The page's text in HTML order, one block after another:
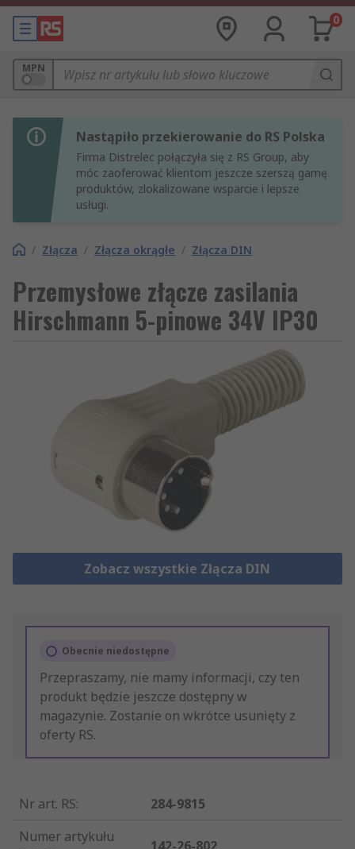
0
MPN
Nastąpiło przekierowanie do RS Polska
Firma Distrelec połączyła się z RS Group, aby
móc zaoferować klientom jeszcze szerszą gamę
produktów, zlokalizowane wsparcie i lepsze
usługi.
/ Złącza / Złącza okrągłe / Złącza DIN
Przemysłowe złącze zasilania
Hirschmann 5-pinowe 34V IP30
Zobacz wszystkie Złącza DIN
Obecnie niedostępne
Przepraszamy, nie mamy informacji, czy ten
produkt będzie jeszcze dostępny w
magazynie. Zostanie on wkrótce usunięty z
oferty RS.
Nr art. RS:
284-9815
Numer artykułu